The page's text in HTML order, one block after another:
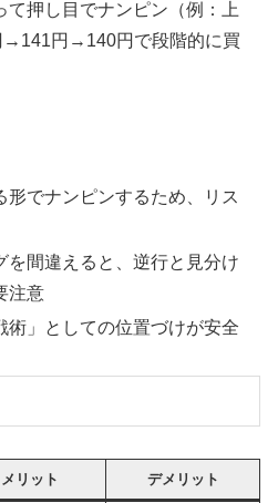
て押し目でナンピン（例：上
→141円→140円で段階的に買
形でナンピンするため、リス
を間違えると、逆行と見分け
注意
術」としての位置づけが安全
メリット デメリット